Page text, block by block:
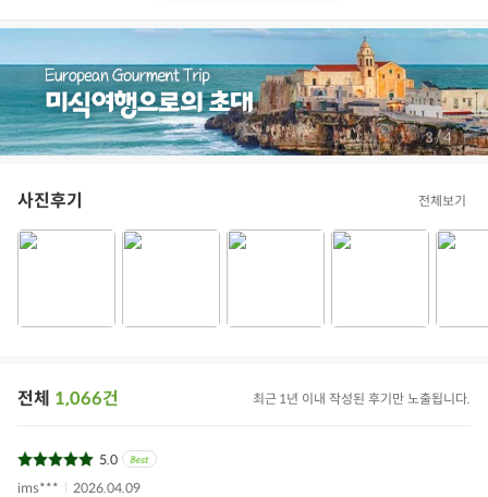
아이들식단
오아시스반찬
상품필수정보 이미지(자세히보기)
3/4
사진후기 전체보기
전체 1,066건 최근 1년 이내 작성된 후기만 노출됩니다.
5.0
ims***
2026.04.09